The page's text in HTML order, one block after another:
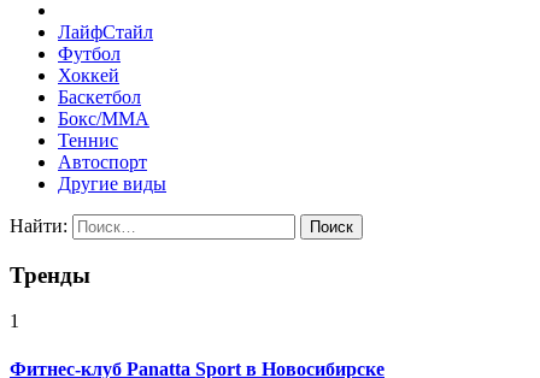
ЛайфСтайл
Футбол
Хоккей
Баскетбол
Бокс/MMA
Теннис
Автоспорт
Другие виды
Найти:
Тренды
1
Фитнес-клуб Panatta Sport в Новосибирске